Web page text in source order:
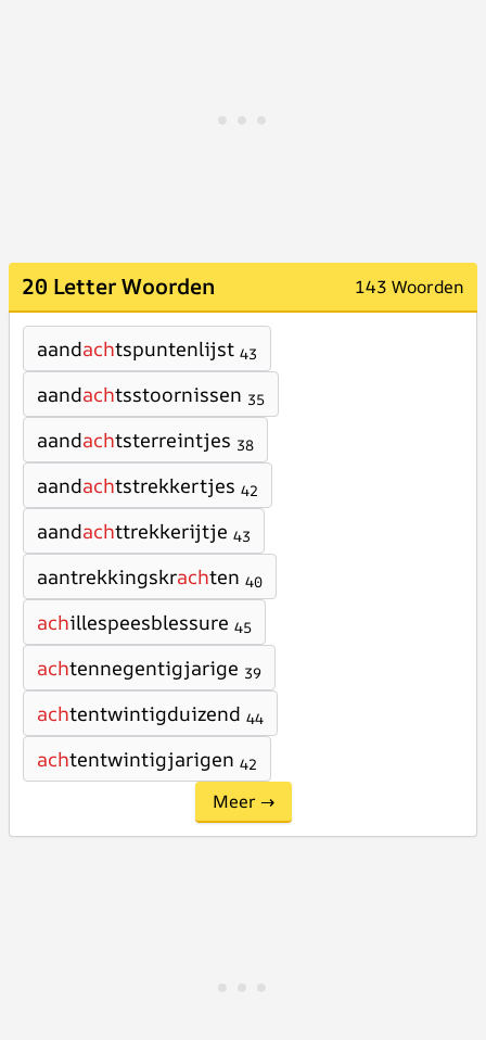
20 Letter Woorden 143 Woorden
aandachtspuntenlijst 43
aandachtsstoornissen 35
aandachtsterreintjes 38
aandachtstrekkertjes 42
aandachttrekkerijtje 43
aantrekkingskrachten 40
achillespeesblessure 45
achtennegentigjarige 39
achtentwintigduizend 44
achtentwintigjarigen 42
Meer →